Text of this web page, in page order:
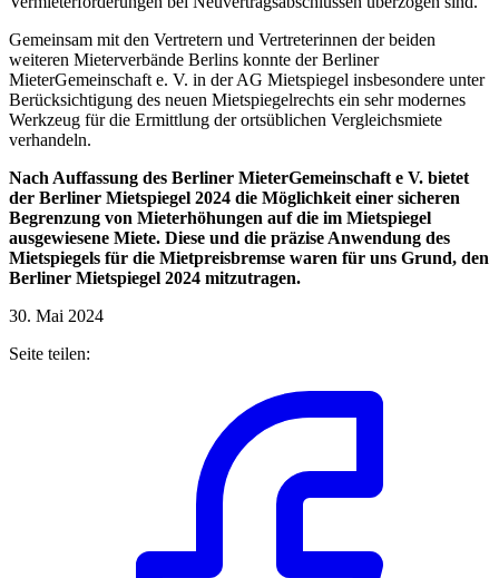
Gemeinsam mit den Vertretern und Vertreterinnen der beiden
weiteren Mieterverbände Berlins konnte der Berliner
MieterGemeinschaft e. V. in der AG Mietspiegel insbesondere unter
Berücksichtigung des neuen Mietspiegelrechts ein sehr modernes
Werkzeug für die Ermittlung der ortsüblichen Vergleichsmiete
verhandeln.
Nach Auffassung des Berliner MieterGemeinschaft e V. bietet
der Berliner Mietspiegel 2024 die Möglichkeit einer sicheren
Begrenzung von Mieterhöhungen auf die im Mietspiegel
ausgewiesene Miete. Diese und die präzise Anwendung des
Mietspiegels für die Mietpreisbremse waren für uns Grund, den
Berliner Mietspiegel 2024 mitzutragen.
30. Mai 2024
Seite teilen: